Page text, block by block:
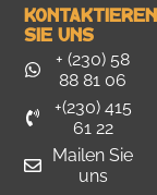
Kontaktieren
Sie Uns
+ (230) 58
88 81 06
+(230) 415
61 22
Mailen Sie
uns